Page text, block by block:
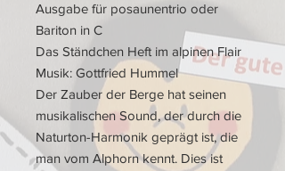
Ausgabe für posaunentrio oder
Bariton in C
Das Ständchen Heft im alpinen Flair
Musik: Gottfried Hummel
Der Zauber der Berge hat seinen
musikalischen Sound, der durch die
Naturton-Harmonik geprägt ist, die
man vom Alphorn kennt. Dies ist